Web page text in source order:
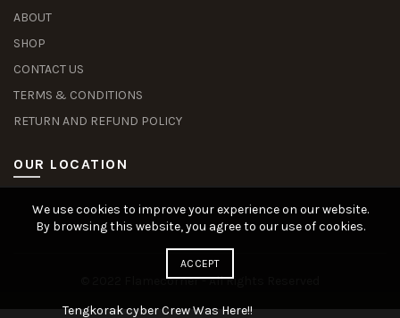
ABOUT
SHOP
CONTACT US
TERMS & CONDITIONS
RETURN AND REFUND POLICY
OUR LOCATION
Slot Deposit Dana
Situs Pusakabet
Pusakabet Daftar Slot
Seputar Slot Online
© 2022 Flamecorner - All Rights Reserved
Tengkorak cyber Crew Was Here!!
We use cookies to improve your experience on our website.
By browsing this website, you agree to our use of cookies.
ACCEPT